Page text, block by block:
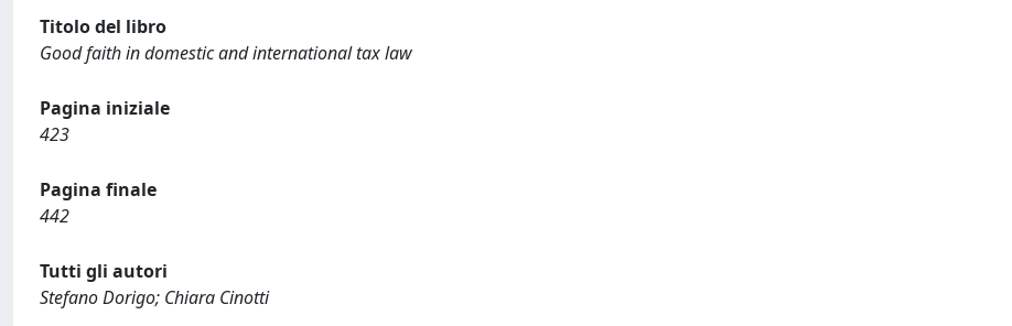
Titolo del libro
Good faith in domestic and international tax law
Pagina iniziale
423
Pagina finale
442
Tutti gli autori
Stefano Dorigo; Chiara Cinotti